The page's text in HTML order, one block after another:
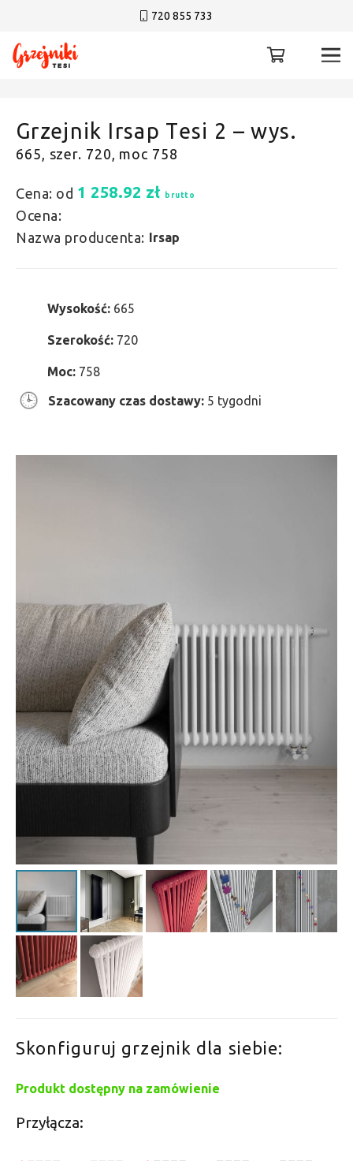
720 855 733
Grzejnik Irsap Tesi 2 – wys.
665, szer. 720, moc 758
Cena: od 1 258.92 zł brutto
Ocena:
Nazwa producenta: Irsap
Wysokość: 665
Szerokość: 720
Moc: 758
Szacowany czas dostawy: 5 tygodni
Skonfiguruj grzejnik dla siebie:
Produkt dostępny na zamówienie
Przyłącza: